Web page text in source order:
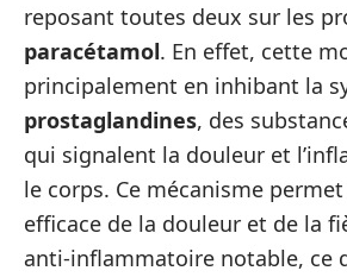
reposant toutes deux sur les
paracétamol. En effet, cette
principalement en inhibant la
prostaglandines, des
qui signalent la douleur et
le corps. Ce mécanisme
efficace de la douleur et de la
anti-inflammatoire notable, ce